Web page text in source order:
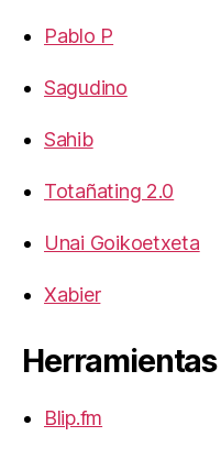
Pablo P
Sagudino
Sahib
Totañating 2.0
Unai Goikoetxeta
Xabier
Blip.fm